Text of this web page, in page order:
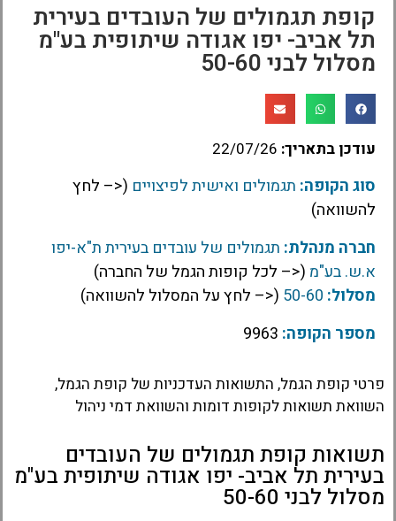
קופת תגמולים של העובדים בעירית
תל אביב- יפו אגודה שיתופית בע"מ
מסלול לבני 50-60
עודכן בתאריך: 22/07/26
סוג הקופה: תגמולים ואישית לפיצויים (<– לחץ
להשוואה)
חברה מנהלת: תגמולים של עובדים בעירית ת"א-יפו
א.ש. בע"מ (<– לכל קופות הגמל של החברה)
מסלול: 50-60 (<– לחץ על המסלול להשוואה)
מספר הקופה:
פרטי קופת הגמל, התשואות העדכניות של קופת הגמל,
השוואת תשואות לקופות דומות והשוואת דמי ניהול
תשואות קופת תגמולים של העובדים
בעירית תל אביב- יפו אגודה שיתופית בע"מ
מסלול לבני 50-60